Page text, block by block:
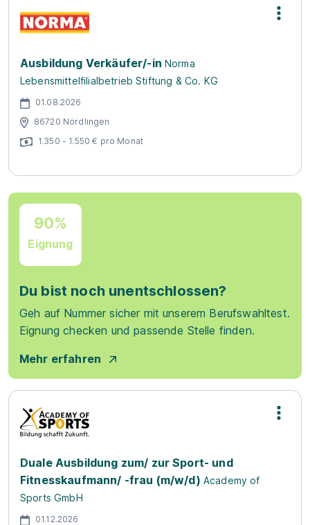
Ausbildung Verkäufer/-in Norma
Lebensmittelfilialbetrieb Stiftung & Co. KG
01.08.2026
86720 Nördlingen
1.350 - 1.550 € pro Monat
90%
Eignung
Du bist noch unentschlossen?
Geh auf Nummer sicher mit unserem Berufswahltest.
Eignung checken und passende Stelle finden.
Mehr erfahren
Duale Ausbildung zum/ zur Sport- und
Fitnesskaufmann/ -frau (m/w/d) Academy of
Sports GmbH
01.12.2026